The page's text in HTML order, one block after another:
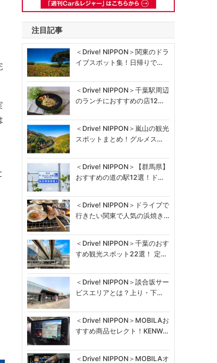
注目記事
＜Drive! NIPPON＞関東のドラ
イブスポット集！日帰りで…
＜Drive! NIPPON＞千葉駅周辺
のランチにおすすめの店12…
＜Drive! NIPPON＞嵐山の観光
スポットまとめ！グルメス…
＜Drive! NIPPON＞【群馬県】
おすすめの道の駅12選！ド…
＜Drive! NIPPON＞ドライブで
行きたい関東で人気の浜焼き…
＜Drive! NIPPON＞千葉のおす
すめ観光スポット22選！ 定…
＜Drive! NIPPON＞談合坂サー
ビスエリアとは？上り・下…
＜Drive! NIPPON＞MOBILAお
すすめ商品セレクト！KENW…
＜Drive! NIPPON＞MOBILAオ